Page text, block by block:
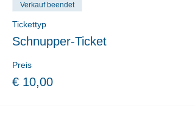
Verkauf beendet
Tickettyp
Schnupper-Ticket
Preis
€ 10,00